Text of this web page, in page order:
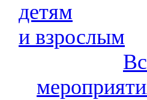
детям
и взрослым